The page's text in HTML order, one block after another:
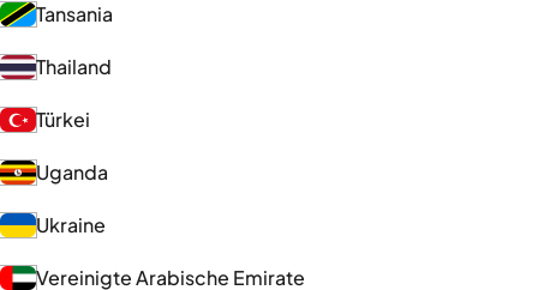
Tansania
Thailand
Türkei
Uganda
Ukraine
Vereinigte Arabische Emirate